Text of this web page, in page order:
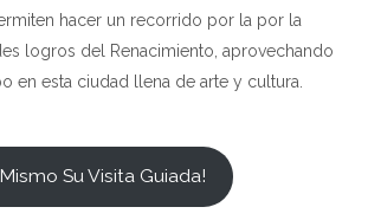
hacer un recorrido por la por la
logros del Renacimiento, aprovechando
en esta ciudad llena de arte y cultura.
Su Visita Guiada!